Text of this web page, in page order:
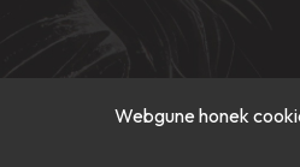
Webgune honek